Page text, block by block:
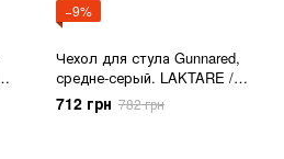
−9%
Чехол для стула Gunnared,
средне-серый. LAKTARE /
205.279.92
712 грн 782 грн